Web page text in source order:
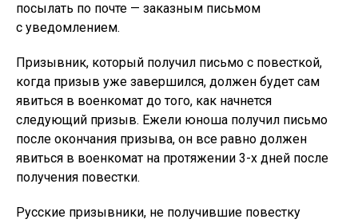
посылать по почте — заказным письмом
с уведомлением.
Призывник, который получил письмо с повесткой,
когда призыв уже завершился, должен будет сам
явиться в военкомат до того, как начнется
следующий призыв. Ежели юноша получил письмо
после окончания призыва, он все равно должен
явиться в военкомат на протяжении 3-х дней после
получения повестки.
Русские призывники, не получившие повестку